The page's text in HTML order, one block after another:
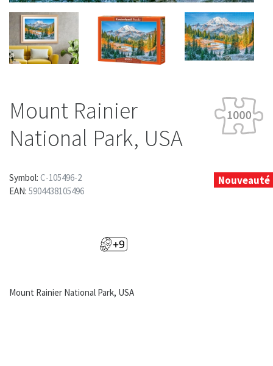
Mount Rainier
National Park, USA
Symbol: C-105496-2
EAN: 5904438105496
Nouveauté
Mount Rainier National Park, USA